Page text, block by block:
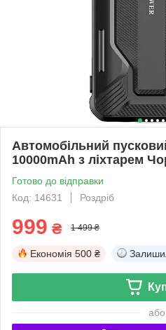
Автомобільний
10000mAh з ліхтарем
Готово до відправки
Код: 14631
Роздріб
999 ₴ 1 499 ₴
Економія 500 ₴
або